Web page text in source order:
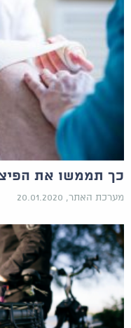
כך תממשו את
מערכת האתר, 20.01.2020